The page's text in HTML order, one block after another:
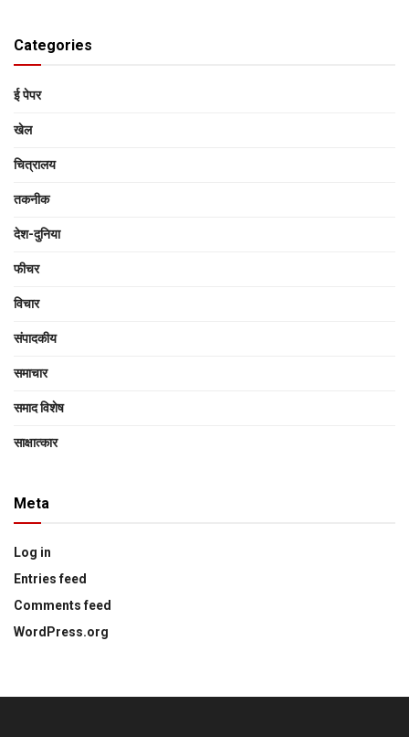
Categories
ई पेपर
खेल
चित्रालय
तकनीक
देश-दुनिया
फीचर
विचार
संपादकीय
समाचार
समाद विशेष
साक्षात्‍कार
Meta
Log in
Entries feed
Comments feed
WordPress.org